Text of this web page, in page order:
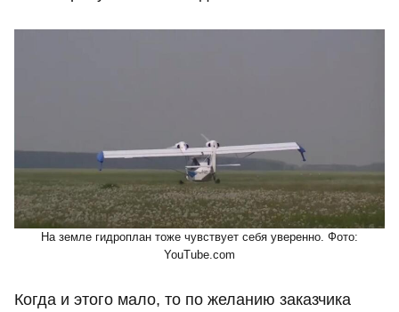
На земле гидроплан тоже чувствует себя уверенно. Фото:
YouTube.com
Когда и этого мало, то по желанию заказчика